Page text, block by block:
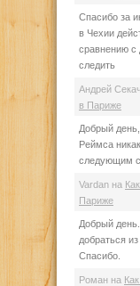
Спасибо за
в Чехии
сравнению с
следить
Андрей
в Париже
Добрый
Реймса
следующим
Vardan на
Париже
Добрый
добраться
Спасибо.
Роман на